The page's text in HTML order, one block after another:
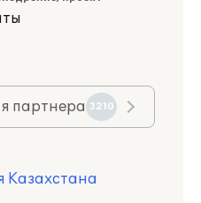
партнера 3210
Казахстана